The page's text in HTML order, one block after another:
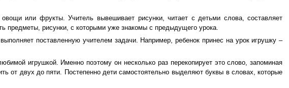
или фрукты. Учитель вывешивает рисунки, читает с детьми слова, составляет
предметы, рисунки, с которыми уже знакомы с предыдущего урока.
поставленную учителем задачи. Например, ребенок принес на урок игрушку –
игрушкой. Именно поэтому он несколько раз перекопирует это слово, запоминая
от двух до пяти. Постепенно дети самостоятельно выделяют буквы в словах, которые